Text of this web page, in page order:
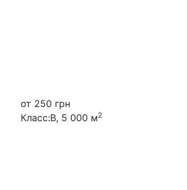
от 250 грн
Класс:B, 5 000 м2